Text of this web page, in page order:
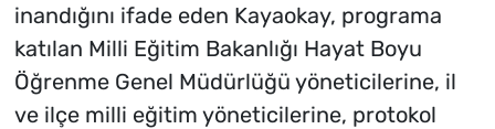
inandığını ifade eden Kayaokay, programa
katılan Milli Eğitim Bakanlığı Hayat Boyu
Öğrenme Genel Müdürlüğü yöneticilerine, il
ve ilçe milli eğitim yöneticilerine, protokol